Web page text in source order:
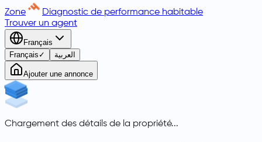
Zone
Diagnostic de performance habitable
Trouver un agent
Français
Français ✓ العربية
Ajouter une annonce
Chargement des détails de la propriété...